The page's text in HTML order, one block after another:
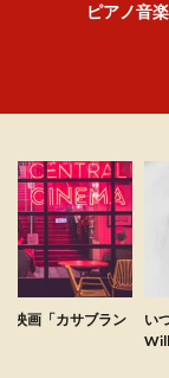
ピアノ音
映画「カサブラン
い